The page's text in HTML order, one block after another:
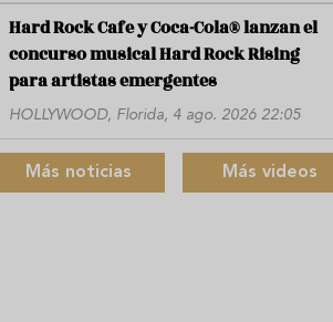
Hard Rock Cafe y Coca-Cola® lanzan el
concurso musical Hard Rock Rising
para artistas emergentes
HOLLYWOOD, Florida, 4 ago. 2026 22:05
Más noticias Más videos